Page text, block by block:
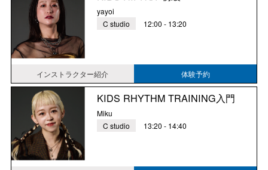
yayoi
C studio
12:00 - 13:20
インストラクター紹介 体験予約
KIDS RHYTHM TRAINING入門
Miku
C studio
13:20 - 14:40